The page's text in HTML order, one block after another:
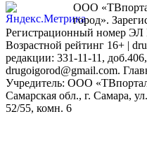
ООО
город».
Регистрационный номер
Возрастной рейтинг 16+ |
редакции: 331-11-11,
drugoigorod@gmail.com.
Учредитель: ООО
Самарская обл., г. Самара,
52/55, комн. 6